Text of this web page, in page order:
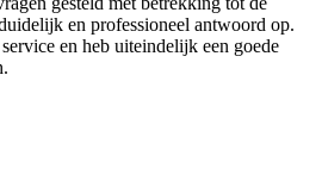
en professioneel antwoord op.
en heb uiteindelijk een goede